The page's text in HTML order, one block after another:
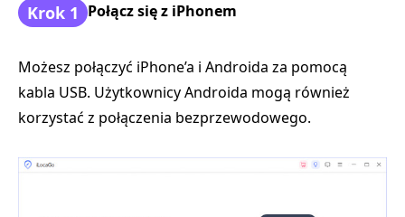
Krok 1 Połącz się z iPhonem
Możesz połączyć iPhone’a i Androida za pomocą
kabla USB. Użytkownicy Androida mogą również
korzystać z połączenia bezprzewodowego.